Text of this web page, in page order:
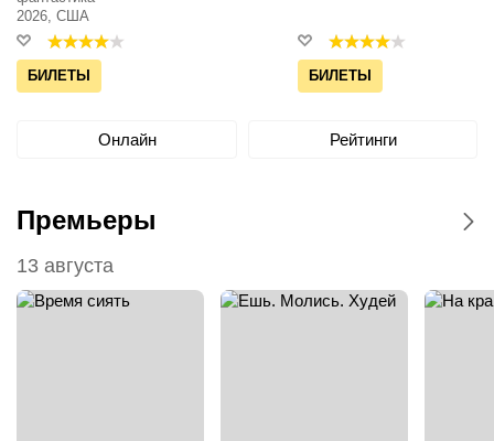
Онлайн Рейтинги
2026, США
БИЛЕТЫ БИЛЕТЫ
Премьеры
13 августа